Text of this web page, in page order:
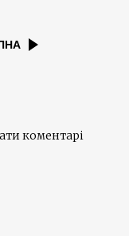
коментарі